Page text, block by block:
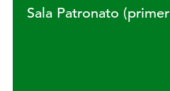
Sala Patronato